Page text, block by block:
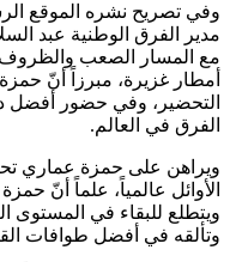
وفي تصريح نشره الموقع
مدير الفرق الوطنية عبد
مع المسار الصعب
أمطار غزيرة، مبرزاً أنّ
التحضير، وفي حضور أفضل
الفرق في العالم.
الأوائل عالمياً، علماً أنّ
ويتطلع للبقاء في المستوى
وتألقه في أفضل طوافات